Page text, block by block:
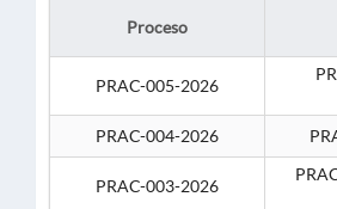
Proceso
PRAC-005-2026
PRAC-004-2026
PRAC-003-2026